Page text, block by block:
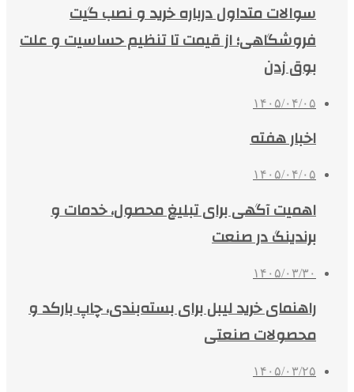
سوالات متداول درباره خرید و نصب گیت
فروشگاهی؛ از قیمت تا تنظیم حساسیت و علت
بوق زدن
۱۴۰۵/۰۴/۰۵
اخبار هفته
۱۴۰۵/۰۴/۰۵
اهمیت آگهی برای تبلیغ محصول، خدمات و
برندینگ در صنعت
۱۴۰۵/۰۳/۳۰
راهنمای خرید لیبل برای بسته‌بندی، چاپ بارکد و
محصولات صنعتی
۱۴۰۵/۰۳/۲۵